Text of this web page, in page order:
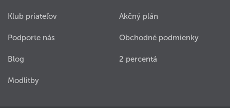
Klub priateľov
Podporte nás
Blog
Modlitby
Akčný plán
Obchodné podmienky
2 percentá